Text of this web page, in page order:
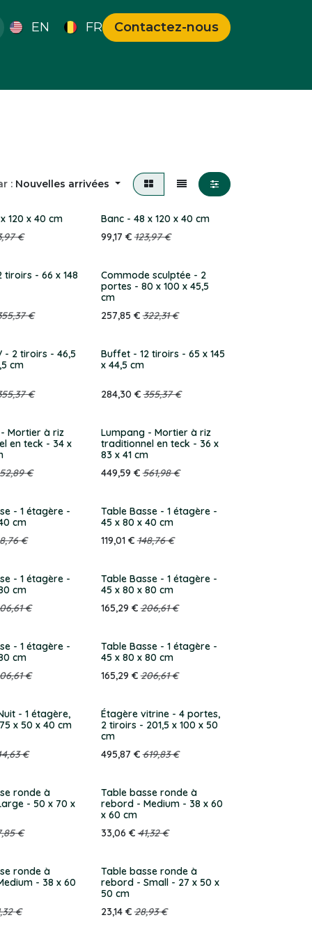
EN FR Contactez-nous
: Nouvelles arrivées
120 x 40 cm
€
Banc - 48 x 120 x 40 cm
99,17 € 123,97€
tiroirs - 66 x 148
€
Commode sculptée - 2
portes - 80 x 100 x 45,5
cm
257,85 € 322,31€
- 2 tiroirs - 46,5
cm
€
Buffet - 12 tiroirs - 65 x 145
x 44,5 cm
284,30 € 355,37€
Mortier à riz
en teck - 34 x
€
Lumpang - Mortier à riz
traditionnel en teck - 36 x
83 x 41 cm
449,59 € 561,98€
- 1 étagère -
cm
€
Table Basse - 1 étagère -
45 x 80 x 40 cm
119,01€ 148,76€
- 1 étagère -
cm
€
Table Basse - 1 étagère -
45 x 80 x 80 cm
165,29 € 206,61€
- 1 étagère -
cm
€
Table Basse - 1 étagère -
45 x 80 x 80 cm
165,29 € 206,61€
- 1 étagère,
x 50 x 40 cm
€
Étagère vitrine - 4 portes,
2 tiroirs - 201,5 x 100 x 50
cm
495,87 € 619,83€
ronde à
- 50 x 70 x
€
Table basse ronde à
rebord - Medium - 38 x 60
x 60 cm
33,06 € 41,32€
ronde à
- 38 x 60
€
Table basse ronde à
rebord - Small - 27 x 50 x
50 cm
23,14€ 28,93€